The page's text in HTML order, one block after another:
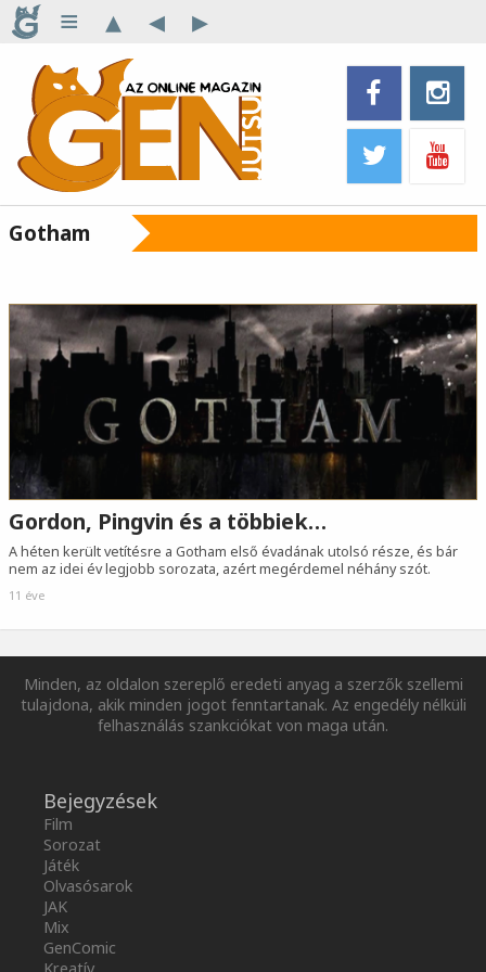
≡ ▴ ◂ ▸
Gotham
Gordon, Pingvin és a többiek…
A héten került vetítésre a Gotham első évadának utolsó része, és bár
nem az idei év legjobb sorozata, azért megérdemel néhány szót.
11 éve
Minden, az oldalon szereplő eredeti anyag a szerzők szellemi
tulajdona, akik minden jogot fenntartanak. Az engedély nélküli
felhasználás szankciókat von maga után.
Bejegyzések
Film
Sorozat
Játék
Olvasósarok
JAK
Mix
GenComic